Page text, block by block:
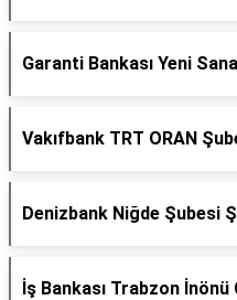
Garanti Bankası Yeni
Vakıfbank TRT ORAN
Denizbank Niğde Şubesi
İş Bankası Trabzon